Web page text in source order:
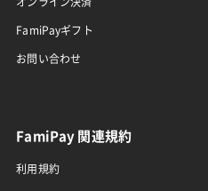
FamiPayギフト
お問い合わせ
FamiPay 関連規約
利用規約